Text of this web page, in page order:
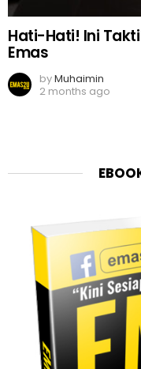
Hati-Hati! Ini
Emas
byMuhaimin
2 months ago